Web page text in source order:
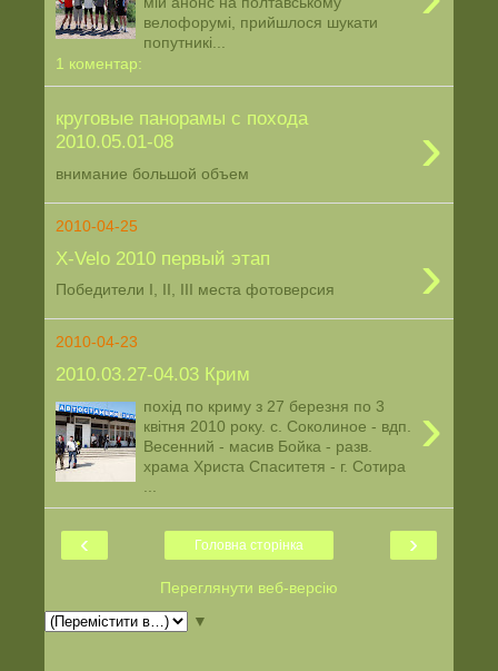
велофорумі, прийшлося шукати
попутникі...
1 коментар:
круговые панорамы с похода
2010.05.01-08
›
внимание большой объем
2010-04-25
Х-Velo 2010 первый этап ›
Победители I, II, III места фотоверсия
2010-04-23
2010.03.27-04.03 Крим
›
похід по криму з 27 березня по 3
квітня 2010 року. с. Соколиное - вдп.
Весенний - масив Бойка - разв.
храма Христа Спаситетя - г. Сотира
‹ ›
Головна сторінка
Переглянути веб-версію
▼